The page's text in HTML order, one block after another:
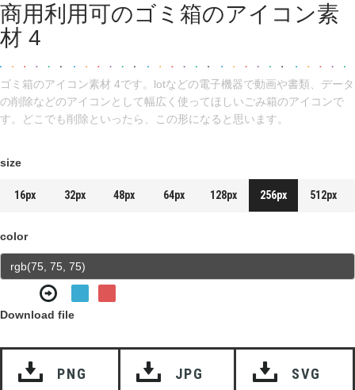
商用利用可のゴミ箱のアイコン素
材 4
ゴミ箱のアイコン素材 4です。lotなどの電子機器で動画や書類、データ
の削除などのアイコンとして幅広く使ってほしいごみ箱のアイコンで
す。どこでも削除といったら、この形になると思います。
size
16px 32px 48px 64px 128px 256px 512px
color
Download file
PNG JPG SVG